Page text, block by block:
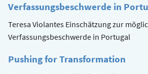
Verfassungsbeschwerde in
Teresa Violantes Einschätzung zur
Verfassungsbeschwerde in Portugal
Pushing for Transformation